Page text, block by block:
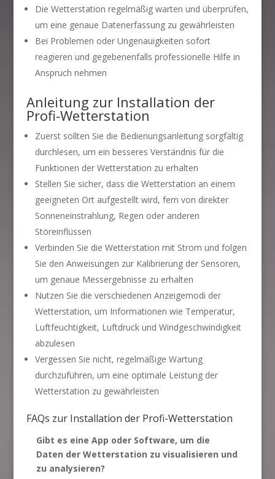
Die Wetterstation regelmäßig warten und überprüfen,
um eine genaue Datenerfassung zu gewährleisten
Bei Problemen oder Ungenauigkeiten sofort
reagieren und gegebenenfalls professionelle Hilfe in
Anspruch nehmen
Anleitung zur Installation der
Profi-Wetterstation
Zuerst sollten Sie die Bedienungsanleitung sorgfältig
durchlesen, um ein besseres Verständnis für die
Funktionen der Wetterstation zu erhalten
Stellen Sie sicher, dass die Wetterstation an einem
geeigneten Ort aufgestellt wird, fern von direkter
Sonneneinstrahlung, Regen oder anderen
Störeinflüssen
Verbinden Sie die Wetterstation mit Strom und folgen
Sie den Anweisungen zur Kalibrierung der Sensoren,
um genaue Messergebnisse zu erhalten
Nutzen Sie die verschiedenen Anzeigemodi der
Wetterstation, um Informationen wie Temperatur,
Luftfeuchtigkeit, Luftdruck und Windgeschwindigkeit
abzulesen
Vergessen Sie nicht, regelmäßige Wartung
durchzuführen, um eine optimale Leistung der
Wetterstation zu gewährleisten
FAQs zur Installation der Profi-Wetterstation
Gibt es eine App oder Software, um die
Daten der Wetterstation zu visualisieren und
zu analysieren?